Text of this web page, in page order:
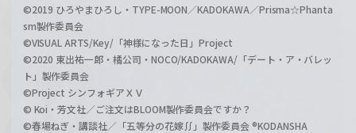
©2019 ひろやまひろし・TYPE-MOON／KADOKAWA／Prisma☆Phanta
sm製作委員会
©VISUAL ARTS/Key/「神様になった日」Project
©2020 東出祐一郎・橘公司・NOCO/KADOKAWA/「デート・ア・バレッ
ト」製作委員会
©Project シンフォギアＸＶ
© Koi・芳文社／ご注文はBLOOM製作委員会ですか？
©春場ねぎ・講談社／「五等分の花嫁∬」製作委員会 ®KODANSHA